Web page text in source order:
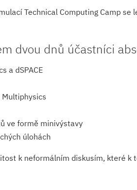
Technical Computing Camp
dvou dnů účastníci
a dSPACE
Multiphysics
ve formě minivýstavy
úlohách
k neformálním diskusím, které k